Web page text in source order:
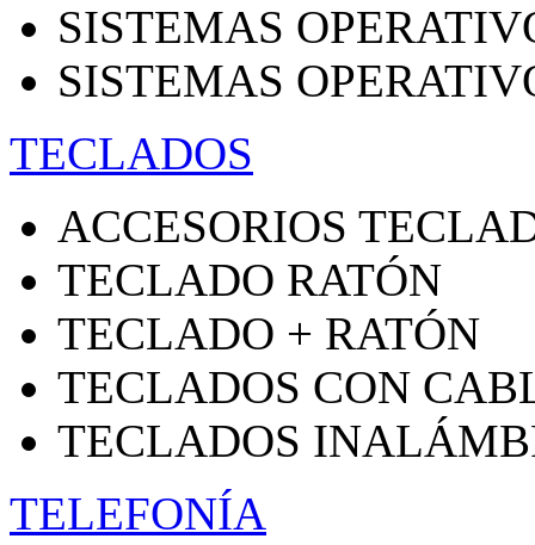
SISTEMAS
SISTEMAS
TECLADOS
ACCESORIOS
TECLADO RATÓN
TECLADO + RATÓN
TECLADOS CON
TECLADOS
TELEFONÍA